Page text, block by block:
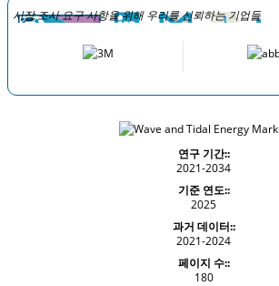
시장 조사 요구 사항을 위해 우리를 신뢰하는 기업들
연구 기간::
2021-2034
기준 연도::
2025
과거 데이터::
2021-2024
페이지 수::
180